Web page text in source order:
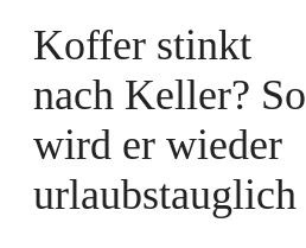
Koffer stinkt
nach Keller? So
wird er wieder
urlaubstauglich